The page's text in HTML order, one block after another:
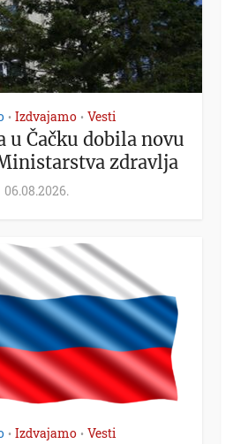
• Izdvajamo • Vesti
u Čačku dobila novu
zdravlja
06.08.2026.
• Izdvajamo • Vesti